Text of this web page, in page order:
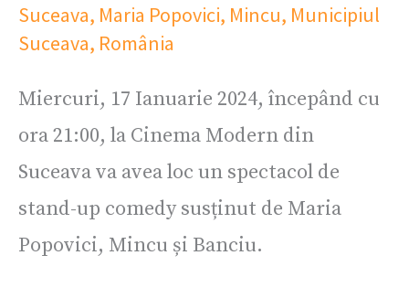
Suceava, Maria Popovici, Mincu, Municipiul
Suceava, România
Miercuri, 17 Ianuarie 2024, începând cu
ora 21:00, la Cinema Modern din
Suceava va avea loc un spectacol de
stand-up comedy susținut de Maria
Popovici, Mincu și Banciu.